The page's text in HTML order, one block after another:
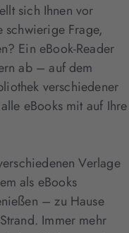
sich Ihnen vor
schwierige Frage,
Ein eBook-Reader
ab – auf dem
verschiedener
eBooks mit auf Ihre
Verlage
als eBooks
– zu Hause
Immer mehr